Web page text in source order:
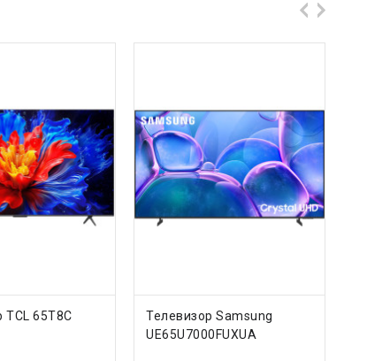
TCL 65T8C КУПИТЬ
Телевизор Samsung
UE65U7000FUXUA